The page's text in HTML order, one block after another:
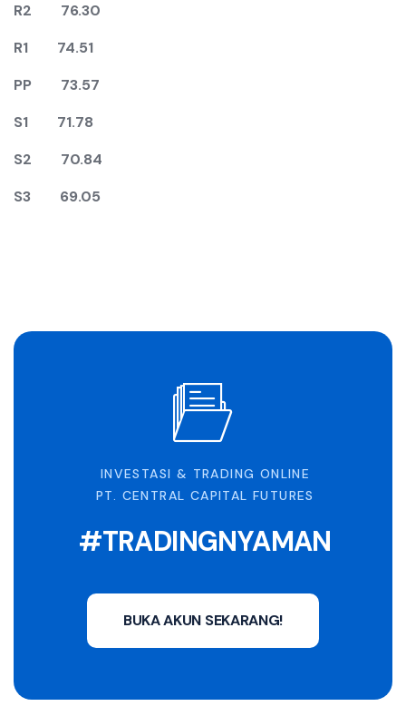
R2 76.30
R1 74.51
PP 73.57
S1 71.78
S2 70.84
S3 69.05
INVESTASI & TRADING ONLINE
PT. CENTRAL CAPITAL FUTURES
#TRADINGNYAMAN
BUKA AKUN SEKARANG!